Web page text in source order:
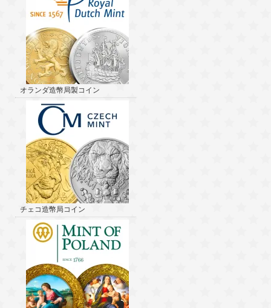
オランダ造幣局製コイン
チェコ造幣局コイン